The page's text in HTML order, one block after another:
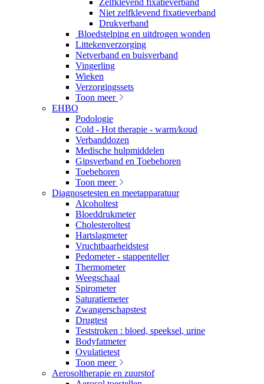
Zelfklevend fixatieverband
Niet zelfklevend fixatieverband
Drukverband
Bloedstelping en uitdrogen wonden
Littekenverzorging
Netverband en buisverband
Vingerling
Wieken
Verzorgingssets
Toon meer
EHBO
Podologie
Cold - Hot therapie - warm/koud
Verbanddozen
Medische hulpmiddelen
Gipsverband en Toebehoren
Toebehoren
Toon meer
Diagnosetesten en meetapparatuur
Alcoholtest
Bloeddrukmeter
Cholesteroltest
Hartslagmeter
Vruchtbaarheidstest
Pedometer - stappenteller
Thermometer
Weegschaal
Spirometer
Saturatiemeter
Zwangerschapstest
Drugtest
Teststroken : bloed, speeksel, urine
Bodyfatmeter
Ovulatietest
Toon meer
Aerosoltherapie en zuurstof